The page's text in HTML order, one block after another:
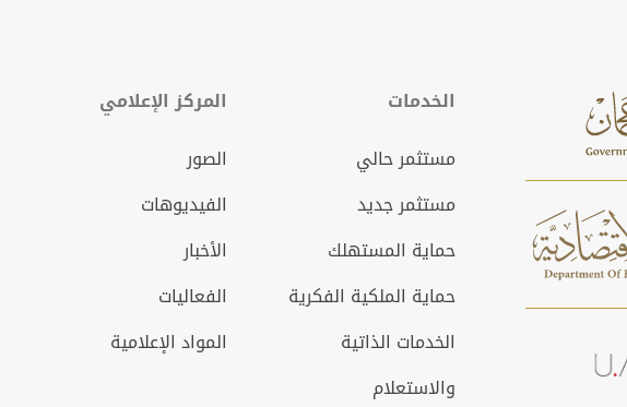
الخدمات
مستثمر حالي
مستثمر جديد
حماية المستهلك
حماية الملكية الفكرية
الخدمات الذاتية
والاستعلام
المركز الإعلامي
الصور
الفيديوهات
الأخبار
الفعاليات
المواد الإعلامية